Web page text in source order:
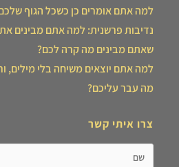
למה אתם אומרים כן כשכל הגוף
נדיבות פרשנית: למה אתם מבינים
שאתם מבינים מה קרה לכם?
למה אתם יוצאים משיחה בלי מילים,
מה עבר עליכם?
צרו איתי קשר